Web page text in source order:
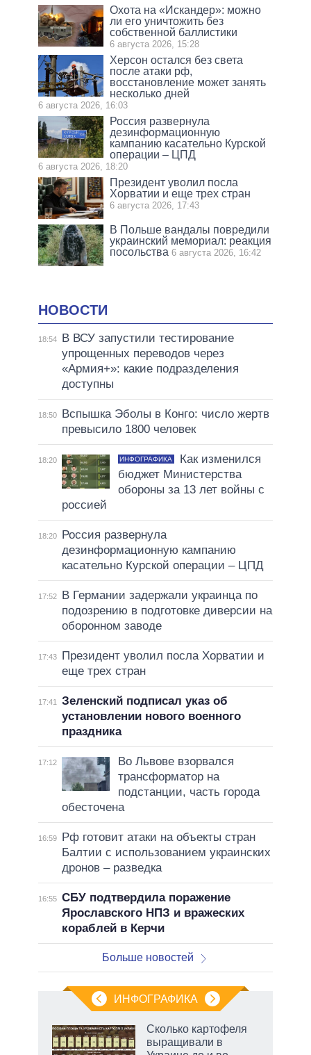
Охота на «Искандер»: можно
ли его уничтожить без
собственной баллистики
6 августа 2026, 15:28
Херсон остался без света
после атаки рф,
восстановление может занять
несколько дней
6 августа 2026, 16:03
Россия развернула
дезинформационную
кампанию касательно Курской
операции – ЦПД
6 августа 2026, 18:20
Президент уволил посла
Хорватии и еще трех стран
6 августа 2026, 17:43
В Польше вандалы повредили
украинский мемориал: реакция
посольства 6 августа 2026, 16:42
НОВОСТИ
18:54
В ВСУ запустили тестирование
упрощенных переводов через
«Армия+»: какие подразделения
доступны
18:50
Вспышка Эболы в Конго: число жертв
превысило 1800 человек
18:20 ИНФОГРАФИКА
Как изменился
бюджет Министерства
обороны за 13 лет войны с
россией
18:20
Россия развернула
дезинформационную кампанию
касательно Курской операции – ЦПД
17:52
В Германии задержали украинца по
подозрению в подготовке диверсии на
оборонном заводе
17:43
Президент уволил посла Хорватии и
еще трех стран
17:41 Зеленский подписал указ об
установлении нового военного
праздника
17:12
Во Львове взорвался
трансформатор на
подстанции, часть города
обесточена
16:59
Рф готовит атаки на объекты стран
Балтии с использованием украинских
дронов – разведка
16:55 СБУ подтвердила поражение
Ярославского НПЗ и вражеских
кораблей в Керчи
Больше новостей
ИНФОГРАФИКА
Сколько картофеля
выращивали в